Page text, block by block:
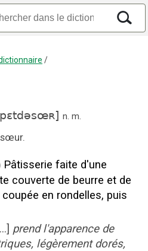
/
pɛtdəsœʀ] n. m.
.
Pâtisserie faite d'une
couverte de beurre et de
en rondelles, puis
prend l'apparence de
légèrement dorés,